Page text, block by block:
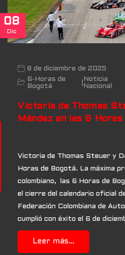
08
Dic
8 de diciembre de 2025
6-Horas de
Bogotá
Noticia
Nacional
Victoria de Thomas
Méndez en las 6
Victoria de Thomas Steuer y
Horas de Bogotá. La máxima
colombiano, las 6 Horas de
el cierre del calendario oficial
Federación Colombiana de
cumplió con éxito el 6 de
Leer más...